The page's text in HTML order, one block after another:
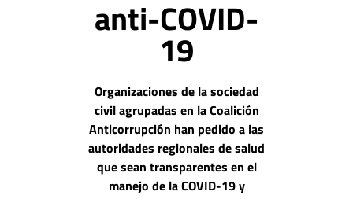
anti-COVID-
19
Organizaciones de la sociedad
civil agrupadas en la Coalición
Anticorrupción han pedido a las
autoridades regionales de salud
que sean transparentes en el
manejo de la COVID-19 y